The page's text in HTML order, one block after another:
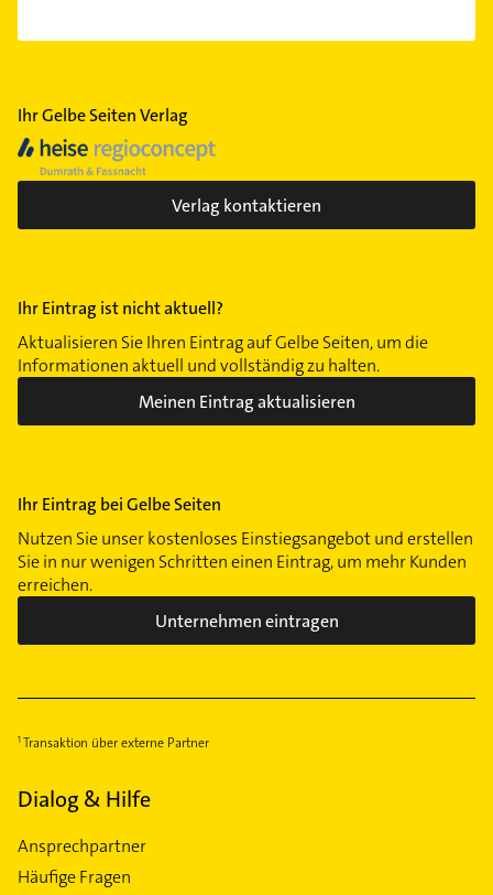
Ihr Gelbe Seiten Verlag
Verlag kontaktieren
Ihr Eintrag ist nicht aktuell?
Aktualisieren Sie Ihren Eintrag auf Gelbe Seiten, um die
Informationen aktuell und vollständig zu halten.
Meinen Eintrag aktualisieren
Ihr Eintrag bei Gelbe Seiten
Nutzen Sie unser kostenloses Einstiegsangebot und erstellen
Sie in nur wenigen Schritten einen Eintrag, um mehr Kunden
erreichen.
Unternehmen eintragen
Transaktion über externe Partner
Dialog & Hilfe
Ansprechpartner
Häufige Fragen